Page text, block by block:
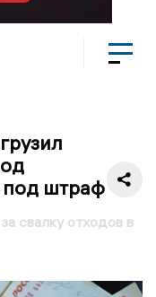
штраф
свалку отходов в